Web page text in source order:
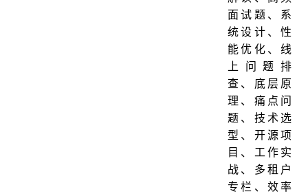
面试题、系
统设计、性
能优化、线
上问题排
查、底层原
理、痛点问
题、技术选
型、开源项
目、工作实
战、多租户
专栏、效率